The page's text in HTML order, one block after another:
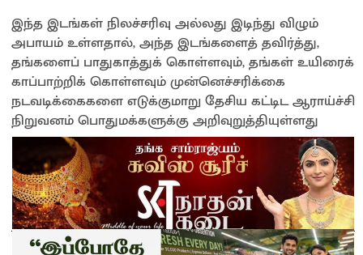
இந்த இடங்கள் நிலச்சரிவு அல்லது இடிந்து விழும்
அபாயம் உள்ளதால், அந்த இடங்களைத் தவிர்த்து,
தங்களைப் பாதுகாத்துக் கொள்ளவும், தங்கள் உயிரைக்
காப்பாற்றிக் கொள்ளவும் முன்னெச்சரிக்கை
நடவடிக்கைகளை எடுக்குமாறு தேசிய கட்டிட ஆராய்ச்சி
நிறுவனம் பொதுமக்களுக்கு அறிவுறுத்தியுள்ளது